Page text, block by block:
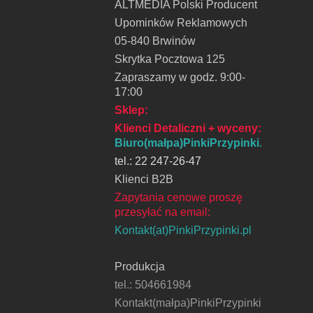
ALTMEDIA Polski Producent
Upominków Reklamowych
05-840 Brwinów
Skrytka Pocztowa 125
Zapraszamy w godz. 9:00-
17:00
Sklep:
Klienci Detaliczni + wyceny:
Biuro(małpa)PinkiPrzypinki.pl
tel.: 22 247-26-47
Klienci B2B
Zapytania cenowe proszę
przesyłać na email:
Kontakt(at)PinkiPrzypinki.pl
Produkcja
tel.: 504661984
Kontakt(małpa)PinkiPrzypinki.pl